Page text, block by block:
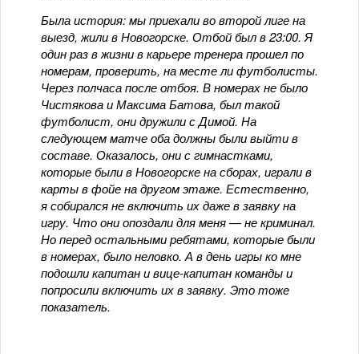
Была история: мы приехали во второй лиге на
выезд, жили в Новогорске. Отбой был в 23:00. Я
один раз в жизни в карьере тренера прошел по
номерам, проверить, на месте ли футболисты.
Через полчаса после отбоя. В номерах не было
Чистякова и Максима Батова, был такой
футболист, они дружили с Димой. На
следующем матче оба должны были выйти в
составе. Оказалось, они с гимнастками,
которые были в Новогорске на сборах, играли в
карты в фойе на другом этаже. Естественно,
я собирался не включить их даже в заявку на
игру. Что они опоздали для меня — не криминал.
Но перед остальными ребятами, которые были
в номерах, было неловко. А в день игры ко мне
подошли капитан и вице-капитан команды и
попросили включить их в заявку. Это тоже
показатель.